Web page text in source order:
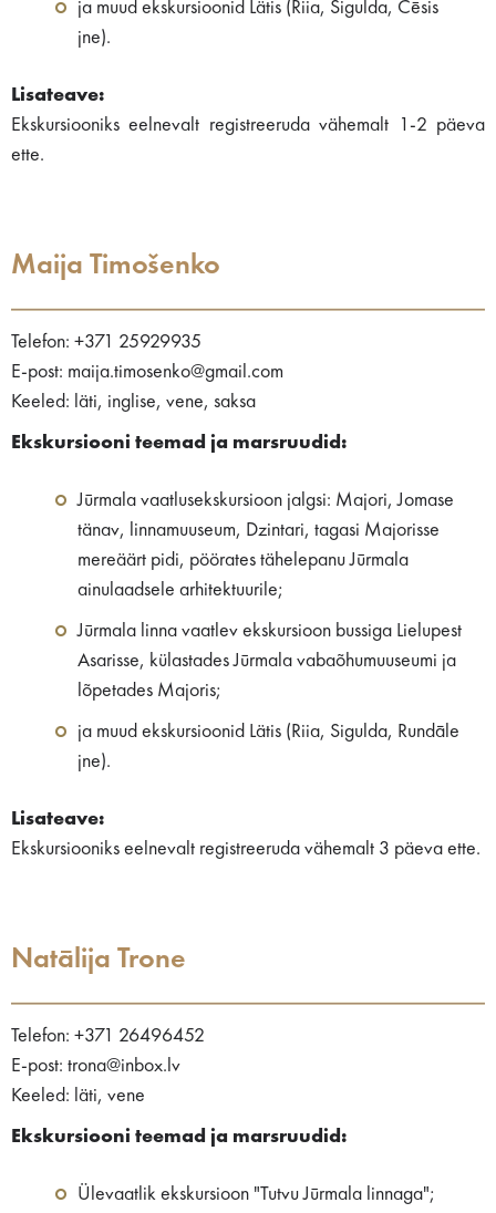
ja muud ekskursioonid Lätis (Riia, Sigulda, Cēsis
jne).
Lisateave:
Ekskursiooniks eelnevalt registreeruda vähemalt 1-2 päeva
ette.
Maija Timošenko
Telefon: +371 25929935
E-post: maija.timosenko@gmail.com
Keeled: läti, inglise, vene, saksa
Ekskursiooni teemad ja marsruudid:
Jūrmala vaatlusekskursioon jalgsi: Majori, Jomase
tänav, linnamuuseum, Dzintari, tagasi Majorisse
mereäärt pidi, pöörates tähelepanu Jūrmala
ainulaadsele arhitektuurile;
Jūrmala linna vaatlev ekskursioon bussiga Lielupest
Asarisse, külastades Jūrmala vabaõhumuuseumi ja
lõpetades Majoris;
ja muud ekskursioonid Lätis (Riia, Sigulda, Rundāle
jne).
Lisateave:
Ekskursiooniks eelnevalt registreeruda vähemalt 3 päeva ette.
Natālija Trone
Telefon: +371 26496452
E-post: trona@inbox.lv
Keeled: läti, vene
Ekskursiooni teemad ja marsruudid:
Ülevaatlik ekskursioon "Tutvu Jūrmala linnaga";